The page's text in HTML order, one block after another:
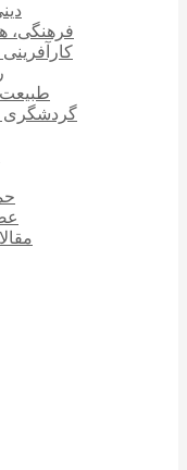
فرهنگی،
کارآفرینی
طبیعت
گردشگری